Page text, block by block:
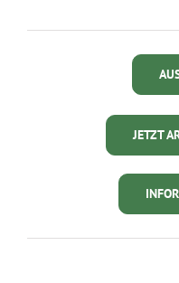
JETZT